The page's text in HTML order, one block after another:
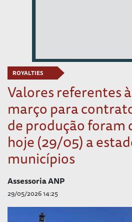
ROYALTIES
Valores referentes
março para
de produção foram
hoje (29/05) a
municípios
Assessoria ANP
29/05/2026 14:25